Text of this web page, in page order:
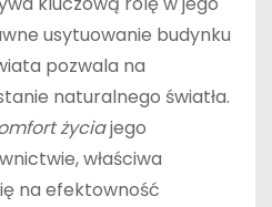
usytuowanie budynku
pozwala na
naturalnego światła.
życiajego
właściwa
na efektowność